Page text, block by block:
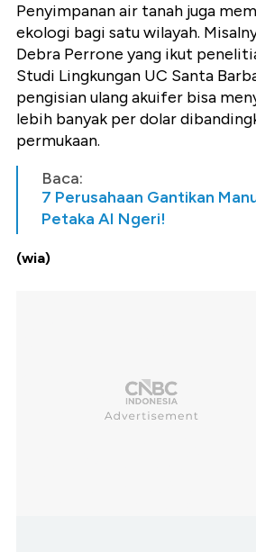
Penyimpanan air tanah juga
ekologi bagi satu wilayah.
Debra Perrone yang ikut
Studi Lingkungan UC Santa
pengisian ulang akuifer bisa
lebih banyak per dolar
permukaan.
Baca:
7 Perusahaan Gantikan
Petaka AI Ngeri!
(wia)